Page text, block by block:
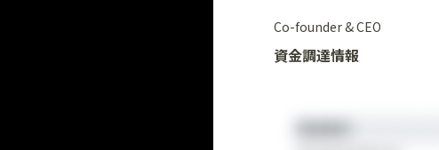
Co-founder & CEO
資金調達情報